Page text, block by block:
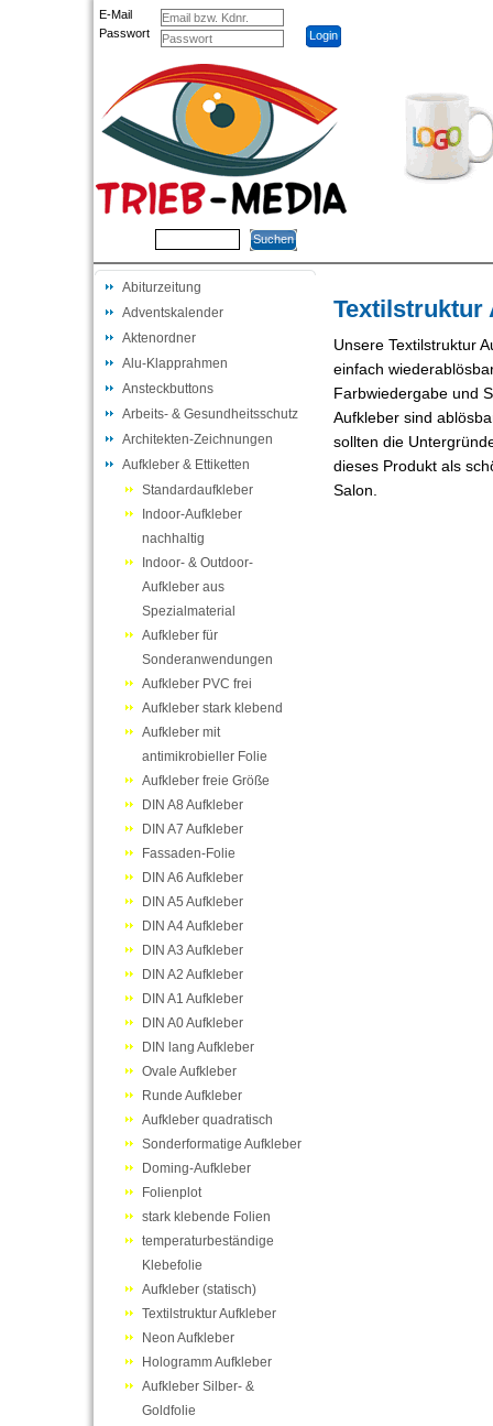
E-Mail
Passwort
Abiturzeitung
Adventskalender
Aktenordner
Alu-Klapprahmen
Ansteckbuttons
Arbeits- & Gesundheitsschutz
Architekten-Zeichnungen
Aufkleber & Ettiketten
Standardaufkleber
Indoor-Aufkleber
nachhaltig
Indoor- & Outdoor-
Aufkleber aus
Spezialmaterial
Aufkleber für
Sonderanwendungen
Aufkleber PVC frei
Aufkleber stark klebend
Aufkleber mit
antimikrobieller Folie
Aufkleber freie Größe
DIN A8 Aufkleber
DIN A7 Aufkleber
Fassaden-Folie
DIN A6 Aufkleber
DIN A5 Aufkleber
DIN A4 Aufkleber
DIN A3 Aufkleber
DIN A2 Aufkleber
DIN A1 Aufkleber
DIN A0 Aufkleber
DIN lang Aufkleber
Ovale Aufkleber
Runde Aufkleber
Aufkleber quadratisch
Sonderformatige Aufkleber
Doming-Aufkleber
Folienplot
stark klebende Folien
temperaturbeständige
Klebefolie
Aufkleber (statisch)
Textilstruktur Aufkleber
Neon Aufkleber
Hologramm Aufkleber
Aufkleber Silber- &
Goldfolie
Textilstruktur
Unsere Textilstruktur
einfach
Farbwiedergabe und
Aufkleber sind
sollten die
dieses Produkt als
Salon.